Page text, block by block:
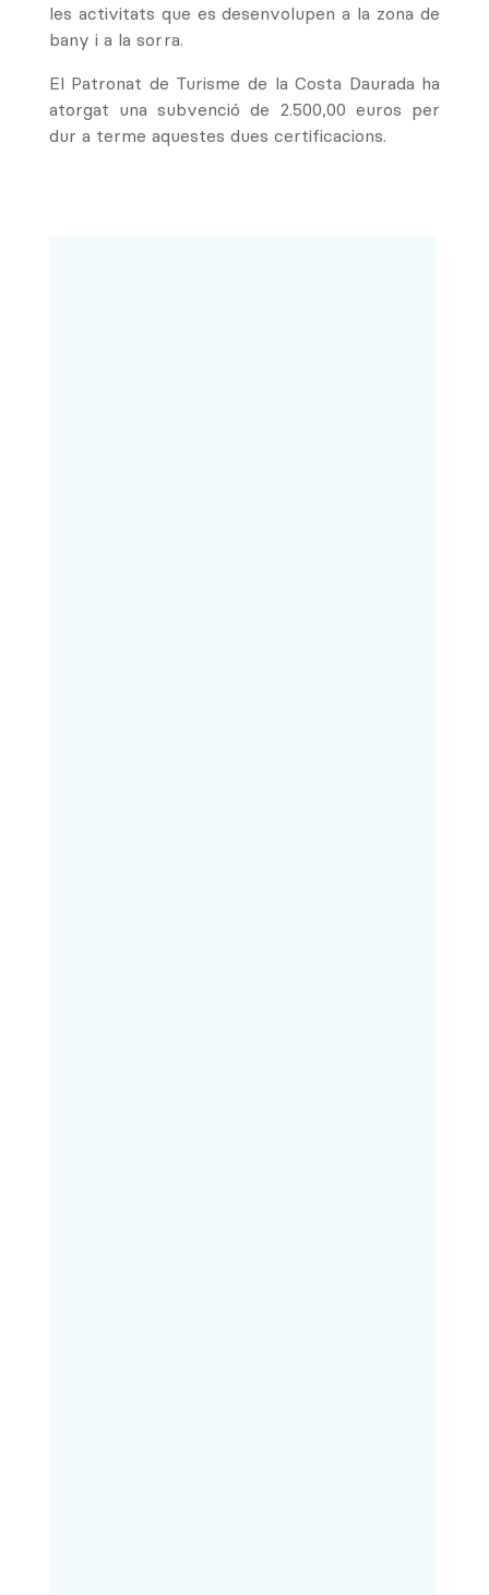
les activitats que es desenvolupen a la zona de
bany i a la sorra.
El Patronat de Turisme de la Costa Daurada ha
atorgat una subvenció de 2.500,00 euros per
dur a terme aquestes dues certificacions.